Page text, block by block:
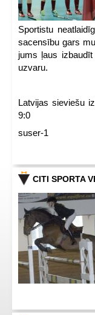
Sportistu
sacensību gars
jums ļaus
uzvaru.
Latvijas sieviešu
9:0
suser-1
CITI SPORTA